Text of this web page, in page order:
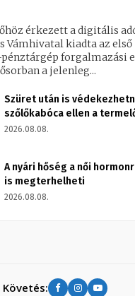
érkezett a digitális
Vámhivatal kiadta az első
forgalmazási
a jelenleg...
Szüret után is
szőlőkabóca ellen a
2026.08.08.
A nyári hőség a női
is megterhelheti
2026.08.08.
Követés: